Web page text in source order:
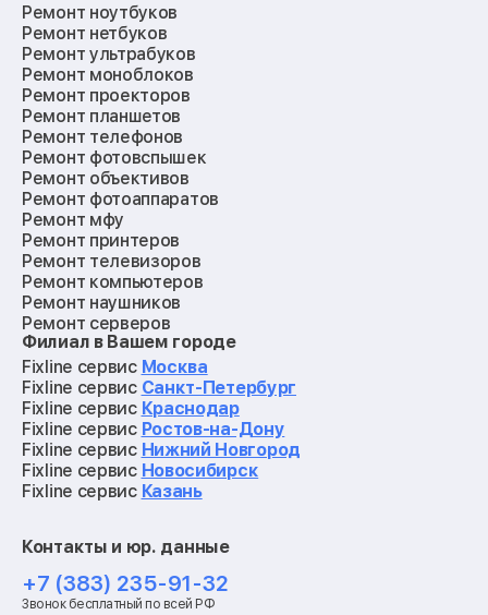
Ремонт ноутбуков
Ремонт нетбуков
Ремонт ультрабуков
Ремонт моноблоков
Ремонт проекторов
Ремонт планшетов
Ремонт телефонов
Ремонт фотовспышек
Ремонт объективов
Ремонт фотоаппаратов
Ремонт мфу
Ремонт принтеров
Ремонт телевизоров
Ремонт компьютеров
Ремонт наушников
Ремонт серверов
Ремонт мониторов
Ремонт квадрокоптеров
Ремонт электросамокатов
Ремонт материнских плат
Ремонт видеокарт
Ремонт кофемашин
Ремонт vr систем
Ремонт игровых приставок
Ремонт роботов-пылесосов
Ремонт холодильников
Ремонт стиральных машин
Филиал в Вашем городе
Fixline сервис Москва
Fixline сервис Санкт-Петербург
Fixline сервис Краснодар
Fixline сервис Ростов-на-Дону
Fixline сервис Нижний Новгород
Fixline сервис Новосибирск
Fixline сервис Казань
Контакты и юр. данные
+7 (383) 235-91-32
Звонок бесплатный по всей РФ